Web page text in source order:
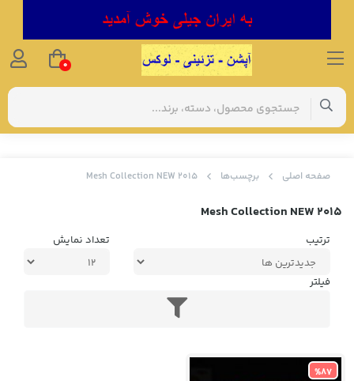
صفحه اصلی برچسب‌ها Mesh Collection NEW 2015
Mesh Collection NEW 2015
ترتیب تعداد نمایش
فیلتر
%87
0